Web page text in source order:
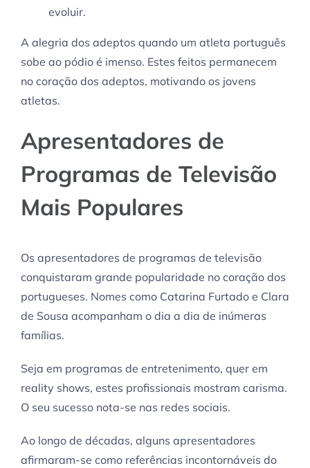
evoluir.
A alegria dos adeptos quando um atleta português
sobe ao pódio é imenso. Estes feitos permanecem
no coração dos adeptos, motivando os jovens
atletas.
Apresentadores de
Programas de Televisão
Mais Populares
Os apresentadores de programas de televisão
conquistaram grande popularidade no coração dos
portugueses. Nomes como Catarina Furtado e Clara
de Sousa acompanham o dia a dia de inúmeras
famílias.
Seja em programas de entretenimento, quer em
reality shows, estes profissionais mostram carisma.
O seu sucesso nota-se nas redes sociais.
Ao longo de décadas, alguns apresentadores
afirmaram-se como referências incontornáveis do